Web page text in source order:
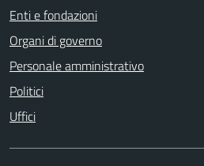
Enti e fondazioni
Organi di governo
Personale amministrativo
Politici
Uffici